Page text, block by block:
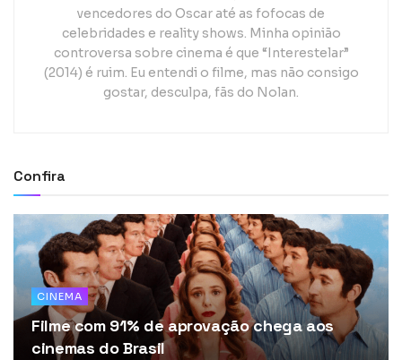
vencedores do Oscar até as fofocas de
celebridades e reality shows. Minha opinião
controversa sobre cinema é que “Interestelar”
(2014) é ruim. Eu entendi o filme, mas não consigo
gostar, desculpa, fãs do Nolan.
Confira
CINEMA
Filme com 91% de aprovação chega aos
cinemas do Brasil